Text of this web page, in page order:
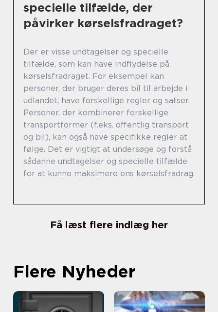
specielle tilfælde, der
påvirker kørselsfradraget?
Der er visse undtagelser og specielle
tilfælde, som kan have indflydelse på
kørselsfradraget. For eksempel kan
personer, der bruger deres bil til arbejde i
udlandet, have forskellige regler og satser.
Personer, der kombinerer forskellige
transportformer (f.eks. offentlig transport
og bil), kan også have specifikke regler at
følge. Det er vigtigt at undersøge og forstå
sådanne undtagelser og specielle tilfælde
for at kunne maksimere ens kørselsfradrag.
Få læst flere indlæg her
Flere Nyheder